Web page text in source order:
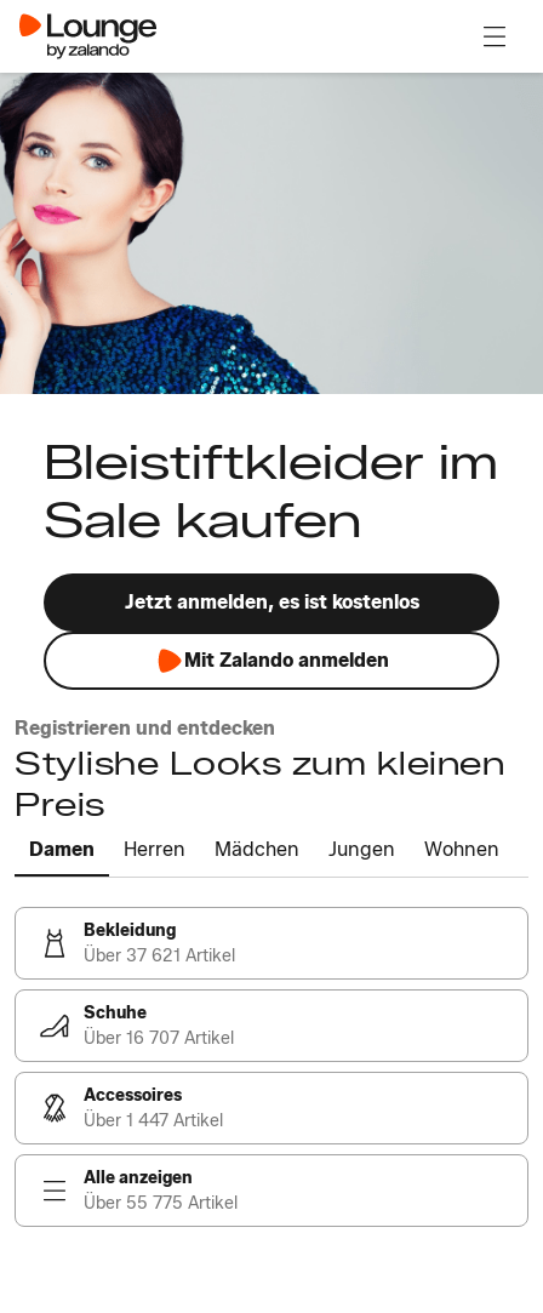
Bleistiftkleider im
Sale kaufen
Jetzt anmelden, es ist kostenlos
Mit Zalando anmelden
Registrieren und entdecken
Stylishe Looks zum kleinen
Preis
Damen Herren Mädchen Jungen Wohnen
Bekleidung
Über 37 621 Artikel
Schuhe
Über 16 707 Artikel
Accessoires
Über 1 447 Artikel
Alle anzeigen
Über 55 775 Artikel